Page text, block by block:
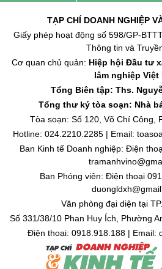
TẠP CHÍ DOANH NGHIỆP
Giấy phép hoạt động số 598/GP-
Thông tin và
Cơ quan chủ quản: Hiệp hội Đầu tư
lâm nghiệp Việt
Tổng Biên tập: Ths.
Tổng thư ký tòa soạn: Nhà
Tòa soạn: Số 120, Võ Chí Công,
Hotline: 024.2210.2285 | Email:
Ban Kinh tế Doanh nghiệp: Điện
Ban Phóng viên: Điện thoại
Văn phòng đại diện tại
Số 331/38/10 Phan Huy Ích, Phường
Điện thoại: 0918.918.188 | Email: